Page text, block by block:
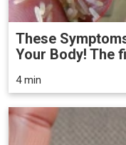
These
Your Body! The
4 min